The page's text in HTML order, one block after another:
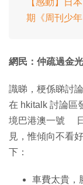
期《周刊少年
網民：仲疏過金
識睇，梗係睇討
在 hkitalk 討論區
境巴港澳一號 日
見，惟傾向不看
下：
車費太貴，